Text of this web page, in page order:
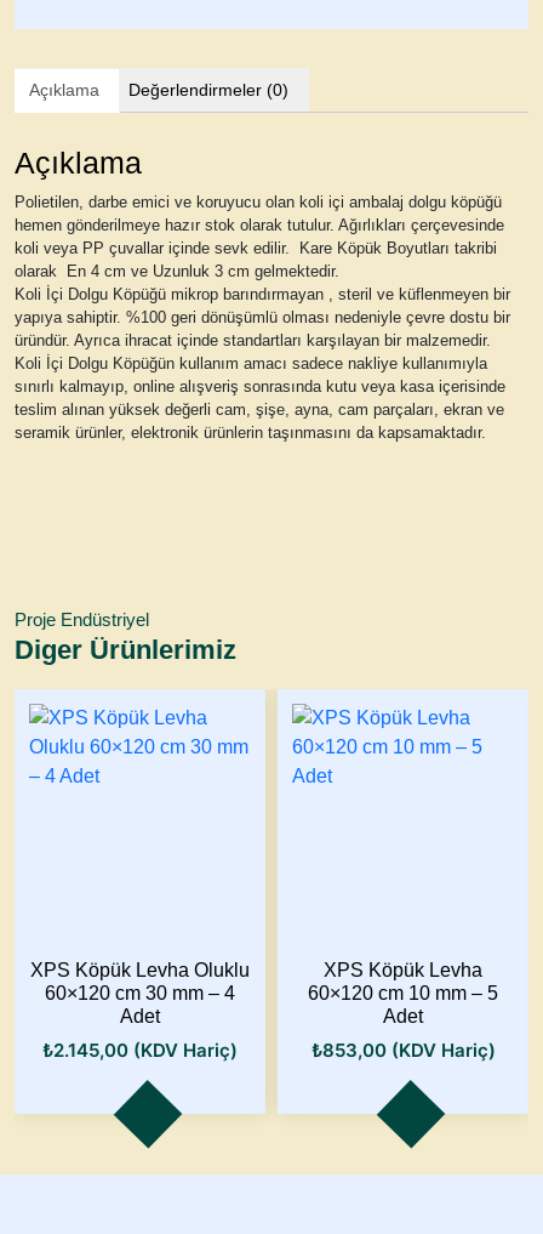
Açıklama Değerlendirmeler (0)
Açıklama
Polietilen, darbe emici ve koruyucu olan koli içi ambalaj dolgu köpüğü
hemen gönderilmeye hazır stok olarak tutulur. Ağırlıkları çerçevesinde
koli veya PP çuvallar içinde sevk edilir. Kare Köpük Boyutları takribi
olarak En 4 cm ve Uzunluk 3 cm gelmektedir.
Koli İçi Dolgu Köpüğü mikrop barındırmayan , steril ve küflenmeyen bir
yapıya sahiptir. %100 geri dönüşümlü olması nedeniyle çevre dostu bir
üründür. Ayrıca ihracat içinde standartları karşılayan bir malzemedir.
Koli İçi Dolgu Köpüğün kullanım amacı sadece nakliye kullanımıyla
sınırlı kalmayıp, online alışveriş sonrasında kutu veya kasa içerisinde
teslim alınan yüksek değerli cam, şişe, ayna, cam parçaları, ekran ve
seramik ürünler, elektronik ürünlerin taşınmasını da kapsamaktadır.
Proje Endüstriyel
Diger Ürünlerimiz
XPS Köpük Levha Oluklu
60×120 cm 30 mm – 4
Adet
₺2.145,00 (KDV Hariç)
XPS Köpük Levha
60×120 cm 10 mm – 5
Adet
₺853,00(KDV Hariç)